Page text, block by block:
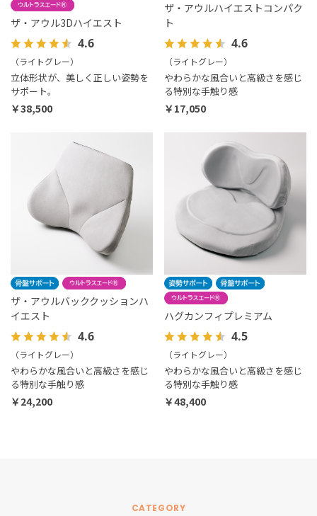
ザ・アウル3Dハイエスト
4.6
（ライトグレー）
立体形状が、美しく正しい姿勢を
サポート。
￥38,500
ザ・アウルハイエストコンパク
ト
4.6
（ライトグレー）
やわらかな風合いと高級さを感じ
る特別な手触り感
￥17,050
ザ・アウルバッククッションハ
イエスト
4.6
（ライトグレー）
やわらかな風合いと高級さを感じ
る特別な手触り感
￥24,200
ハグカンフィプレミアム
4.5
（ライトグレー）
やわらかな風合いと高級さを感じ
る特別な手触り感
￥48,400
CATEGORY